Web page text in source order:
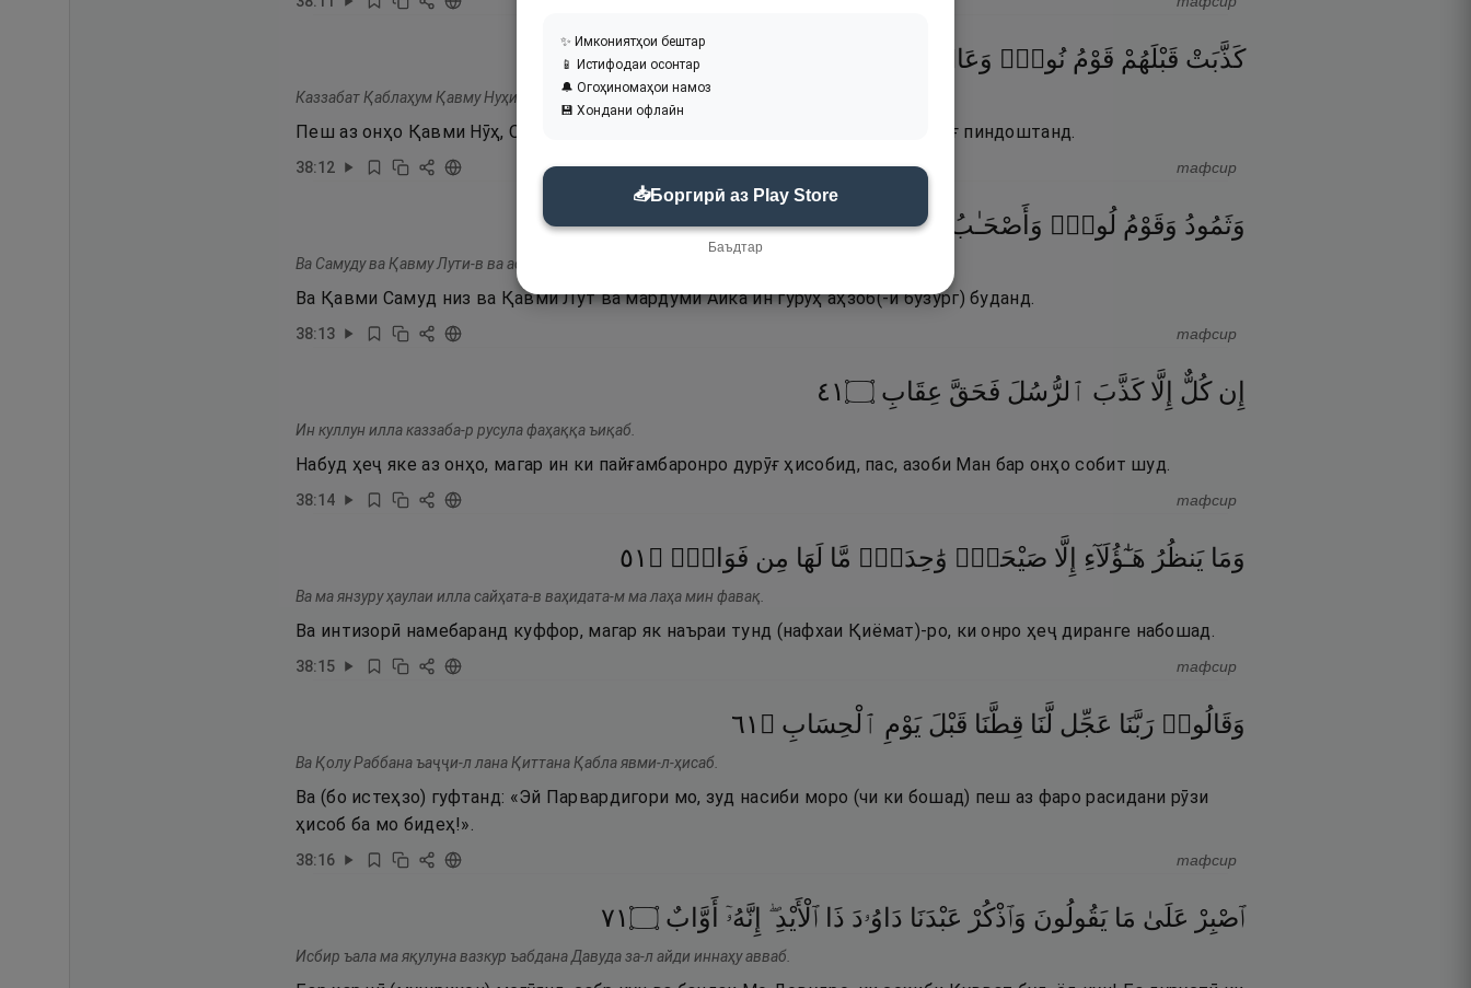
كَذَّبَتْ قَبْلَهُمْ قَوْمُ نُوحٍۢ وَعَادٌۭ ۝١٢
Каззабат Қаблаҳум Қавму Нуҳи-в ва Ъаду-в ва Фиръавну зу-л автад.
Пеш аз онҳо Қавми Нӯҳ, Од ва Фиръавни соҳиби мехҳо пайғамбаронро дурӯғ пиндоштанд.
38:12 тафсир
وَثَمُودُ وَقَوْمُ لُوطٍۢ وَأَصْحَـٰبُ لْـَٔيْكَةِ ۚ أُو۟لَـٰٓئِكَ ٱلْأَحْزَابُ ۝١٣
Ва Самуду ва Қавму Лути-в ва асҳабу-л Айкаҳ. Улаика-л-аҳзаб.
Ва Қавми Самуд низ ва Қавми Лут ва мардуми Айка ин гурӯҳ аҳзоб(-и бузург) буданд.
38:13 тафсир
إِن كُلٌّ إِلَّا كَذَّبَ ٱلرُّسُلَ فَحَقَّ عِقَابِ ۝١٤
Ин куллун илла каззаба-р русула фаҳаққа ъиқаб.
Набуд ҳеҷ яке аз онҳо, магар ин ки пайғамбаронро дурӯғ ҳисобид, пас, азоби Ман бар онҳо собит шуд.
38:14 тафсир
وَمَا يَنظُرُ هَـٰٓؤُلَآءِ إِلَّا صَيْحَةًۭ وَٰحِدَةًۭ مَّا لَهَا مِن فَوَاقٍۢ ۝ ١٥
Ва ма янзуру ҳаулаи илла сайҳата-в ваҳидата-м ма лаҳа мин фавақ.
Ва интизорӣ намебаранд куффор, магар як наъраи тунд (нафхаи Қиёмат)-ро, ки онро ҳеҷ диранге набошад.
38:15 тафсир
وَقَالُوا۟ رَبَّنَا عَجِّل لَّنَا قِطَّنَا قَبْلَ يَوْمِ ٱلْحِسَابِ ۝ ١٦
Ва Қолу Раббана ъаҷҷи-л лана Қиттана Қабла явми-л-ҳисаб.
Ва (бо истеҳзо) гуфтанд: «Эй Парвардигори мо, зуд насиби моро (чи ки бошад) пеш аз фаро расидани рӯзи
ҳисоб ба мо бидеҳ!».
38:16 тафсир
ٱصْبِرْ عَلَىٰ مَا يَقُولُونَ وَٱذْكُرْ عَبْدَنَا دَاوُۥدَ ذَا ٱلْأَيْدِ ۖ إِنَّهُۥٓ أَوَّابٌ ۝١٧
Исбир ъала ма яқулуна вазкур ъабдана Давуда за-л айди иннаҳу авваб.
✨ Имкониятҳои бештар
📱 Истифодаи осонтар
🔔 Огоҳиномаҳои намоз
💾 Хондани офлайн
📥Боргирӣ аз Play Store
Баъдтар